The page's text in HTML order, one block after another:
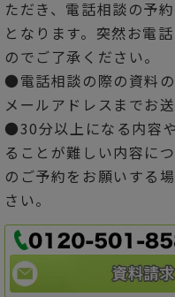
ただき、電話相談の予
となります。突然お電
のでご了承ください。
●電話相談の際の資料
メールアドレスまでお
●30分以上になる内容
ることが難しい内容に
のご予約をお願いする
さい。